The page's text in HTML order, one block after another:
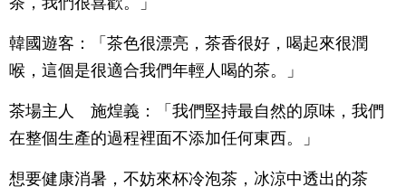
韓國遊客：「茶色很漂亮，茶香很好，喝起來很潤
喉，這個是很適合我們年輕人喝的茶。」
茶場主人 施煌義：「我們堅持最自然的原味，我們
在整個生產的過程裡面不添加任何東西。」
想要健康消暑，不妨來杯冷泡茶，冰涼中透出的茶